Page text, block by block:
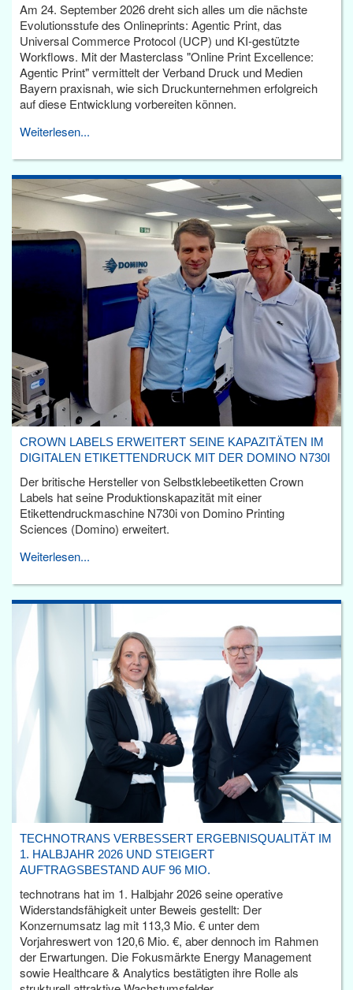
Am 24. September 2026 dreht sich alles um die nächste
Evolutionsstufe des Onlineprints: Agentic Print, das
Universal Commerce Protocol (UCP) und KI-gestützte
Workflows. Mit der Masterclass "Online Print Excellence:
Agentic Print" vermittelt der Verband Druck und Medien
Bayern praxisnah, wie sich Druckunternehmen erfolgreich
auf diese Entwicklung vorbereiten können.
Weiterlesen...
CROWN LABELS ERWEITERT SEINE KAPAZITÄTEN IM
DIGITALEN ETIKETTENDRUCK MIT DER DOMINO N730I
Der britische Hersteller von Selbstklebeetiketten Crown
Labels hat seine Produktionskapazität mit einer
Etikettendruckmaschine N730i von Domino Printing
Sciences (Domino) erweitert.
Weiterlesen...
TECHNOTRANS VERBESSERT ERGEBNISQUALITÄT IM
1. HALBJAHR 2026 UND STEIGERT
AUFTRAGSBESTAND AUF 96 MIO.
technotrans hat im 1. Halbjahr 2026 seine operative
Widerstandsfähigkeit unter Beweis gestellt: Der
Konzernumsatz lag mit 113,3 Mio. € unter dem
Vorjahreswert von 120,6 Mio. €, aber dennoch im Rahmen
der Erwartungen. Die Fokusmärkte Energy Management
sowie Healthcare & Analytics bestätigten ihre Rolle als